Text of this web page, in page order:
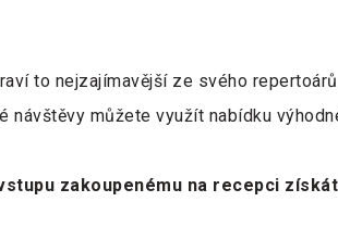
to nejzajímavější ze svého
návštěvy můžete využít nabídku
zakoupenému na recepci